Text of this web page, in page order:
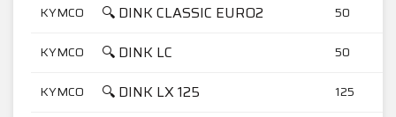
KYMCO 🔍 DINK CLASSIC EURO2 50
KYMCO 🔍 DINK LC 50
KYMCO 🔍 DINK LX 125 125